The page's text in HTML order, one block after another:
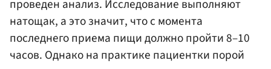
проведен анализ. Исследование выполняют
натощак, а это значит, что с момента
последнего приема пищи должно пройти 8–10
часов. Однако на практике пациентки порой